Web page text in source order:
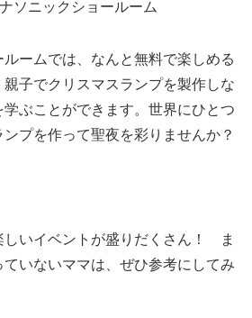
ソニックショールーム
ームでは、なんと無料で楽しめる
子でクリスマスランプを製作しな
ぶことができます。世界にひとつ
プを作って聖夜を彩りませんか？
しいイベントが盛りだくさん！ ま
ていないママは、ぜひ参考にしてみ